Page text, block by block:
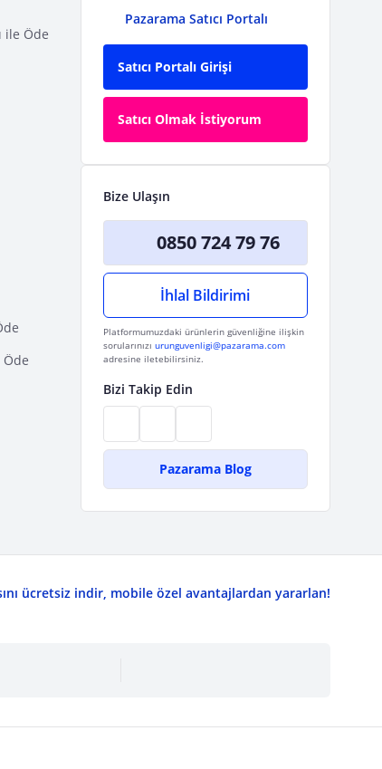
ile Öde
Öde
Pazarama Satıcı Portalı
Satıcı Portalı Girişi
Satıcı Olmak İstiyorum
Bize Ulaşın
0850 724 79 76
İhlal Bildirimi
Platformumuzdaki ürünlerin güvenliğine ilişkin
sorularınızı urunguvenligi@pazarama.com
adresine iletebilirsiniz.
Bizi Takip Edin
Pazarama Blog
ücretsiz indir, mobile özel avantajlardan yararlan!